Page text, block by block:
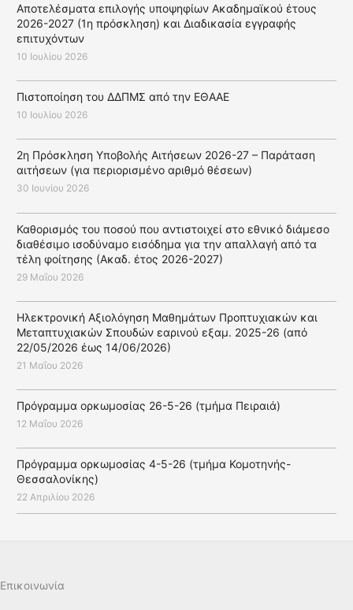
τ
σ
γ
ι
α
:
Αποτελέσματα επιλογής υποψηφίων Ακαδημαϊκού έτους
2026-2027 (1η πρόσκληση) και Διαδικασία εγγραφής
επιτυχόντων
10 Ιουλίου 2026
Πιστοποίηση του ΔΔΠΜΣ από την ΕΘΑΑΕ
10 Ιουλίου 2026
2η Πρόσκληση Υποβολής Αιτήσεων 2026-27 – Παράταση
αιτήσεων (για περιορισμένο αριθμό θέσεων)
30 Ιουνίου 2026
Καθορισμός του ποσού που αντιστοιχεί στο εθνικό διάμεσο
διαθέσιμο ισοδύναμο εισόδημα για την απαλλαγή από τα
τέλη φοίτησης (Ακαδ. έτος 2026-2027)
29 Μαΐου 2026
Ηλεκτρονική Aξιολόγηση Mαθημάτων Προπτυχιακών και
Μεταπτυχιακών Σπουδών εαρινού εξαμ. 2025-26 (από
22/05/2026 έως 14/06/2026)
21 Μαΐου 2026
Πρόγραμμα ορκωμοσίας 26-5-26 (τμήμα Πειραιά)
12 Μαΐου 2026
Πρόγραμμα ορκωμοσίας 4-5-26 (τμήμα Κομοτηνής-
Θεσσαλονίκης)
22 Απριλίου 2026
Επικοινωνία